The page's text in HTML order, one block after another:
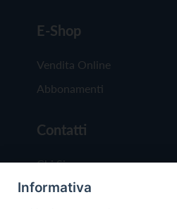
E-Shop
Vendita Online
Abbonamenti
Contatti
Chi Siamo
Redazione
Informativa